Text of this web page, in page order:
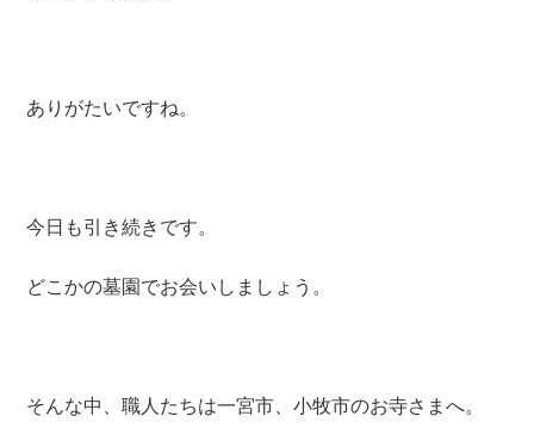
ありがたいですね。
今日も引き続きです。
どこかの墓園でお会いしましょう。
そんな中、職人たちは一宮市、小牧市のお寺さまへ。